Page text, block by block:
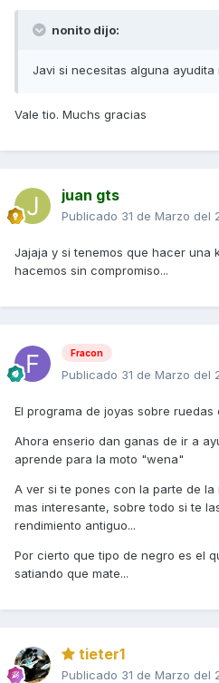
nonito dijo:
Javi si necesitas alguna
Vale tio. Muchs gracias
juan gts
Publicado 31 de Marzo del
Jajaja y si tenemos que hacer una
hacemos sin compromiso...
Fracon
Publicado 31 de Marzo del
El programa de joyas sobre
Ahora enserio dan ganas de ir a
aprende para la moto "wena"
A ver si te pones con la parte de
mas interesante, sobre todo si te
rendimiento antiguo...
Por cierto que tipo de negro es el
satiando que mate...
tieter1
Publicado 31 de Marzo del